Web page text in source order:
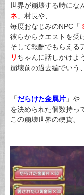
世界が崩壊する時にな
ネ 」村長や、
毎度おなじみのNPC「
彼らからクエストを受
そして報酬でもらえる
リ ちゃんに話しかけよ
崩壊前の過去編でいう、
「だらけた金属片 」や
を決められた個数持っ
この崩壊世界の硬貨、